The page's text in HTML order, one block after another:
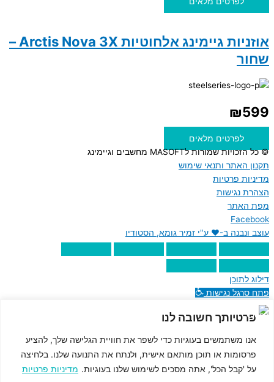
פרטיותך חשובה לנו
אנו משתמשים בעוגיות כדי לשפר את חוויית הגלישה שלך, להציע
פרסומות או תוכן מותאם אישית, ולנתח את התנועה שלנו. בלחיצה
על 'קבל הכל', אתה מסכים לשימוש שלנו בעוגיות. מדיניות פרטיות
אוזניות גיימינג אלחוטיות Arctis Nova 3X –
שחור
₪599
לפרטים מלאים
© כל הזכויות שמורות לMASOFT מחשבים וגיימינג
תקנון האתר ותנאי שימוש
מדיניות פרטיות
הצהרת נגישות
מפת האתר
Facebook
עוצב ונבנה ב-♥︎ ע"י זמיר גומא, הסטודיו
דילוג לתוכן
פתח סרגל נגישות
נגישות
הגדל טקסט
גווני אפור
קונטרסט גבוה